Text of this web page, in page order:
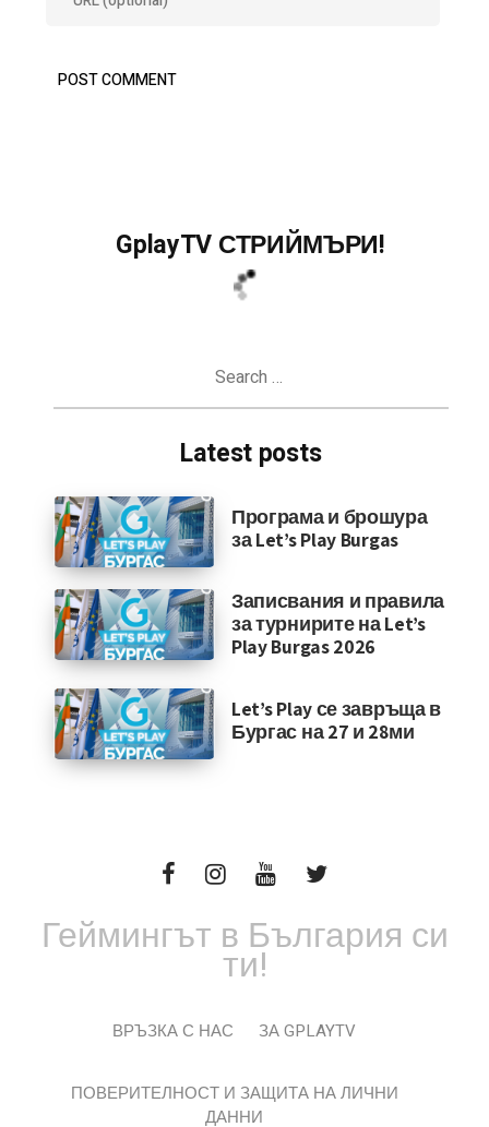
GplayTV СТРИЙМЪРИ!
Latest posts
Програма и брошура
за Let’s Play Burgas
Записвания и правила
за турнирите на Let’s
Play Burgas 2026
Let’s Play се завръща в
Бургас на 27 и 28ми
Геймингът в България си
ти!
ВРЪЗКА С НАС ЗА GPLAYTV
ПОВЕРИТЕЛНОСТ И ЗАЩИТА НА ЛИЧНИ
ДАННИ